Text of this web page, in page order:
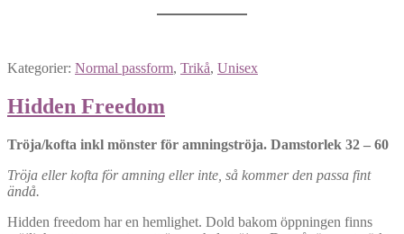
Kategorier: Normal passform, Trikå, Unisex
Hidden Freedom
Tröja/kofta inkl mönster för amningströja. Damstorlek 32 – 60
Tröja eller kofta för amning eller inte, så kommer den passa fint
ändå.
Hidden freedom har en hemlighet. Dold bakom öppningen finns